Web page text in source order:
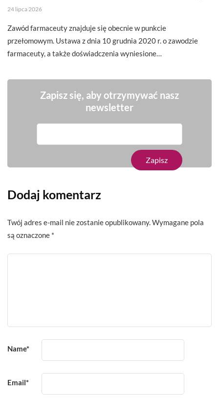
24 lipca 2026
Zawód farmaceuty znajduje się obecnie w punkcie
przełomowym. Ustawa z dnia 10 grudnia 2020 r. o zawodzie
farmaceuty, a także doświadczenia wyniesione…
Zapisz się, aby otrzymywać nasz
newsletter
Dodaj komentarz
Twój adres e-mail nie zostanie opublikowany. Wymagane pola
są oznaczone *
Name*
Email*